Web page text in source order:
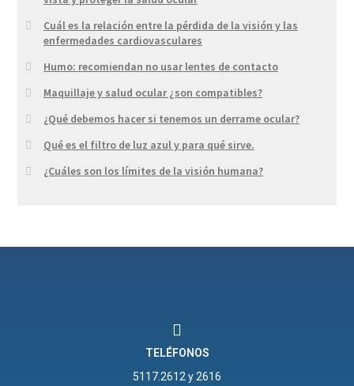
Cuál es la relación entre la pérdida de la visión y las
enfermedades cardiovasculares
Humo: recomiendan no usar lentes de contacto
Maquillaje y salud ocular ¿son compatibles?
¿Qué debemos hacer si tenemos un derrame ocular?
Qué es el filtro de luz azul y para qué sirve.
¿Cuáles son los límites de la visión humana?
TELÉFONOS
5117.2612 y 2616